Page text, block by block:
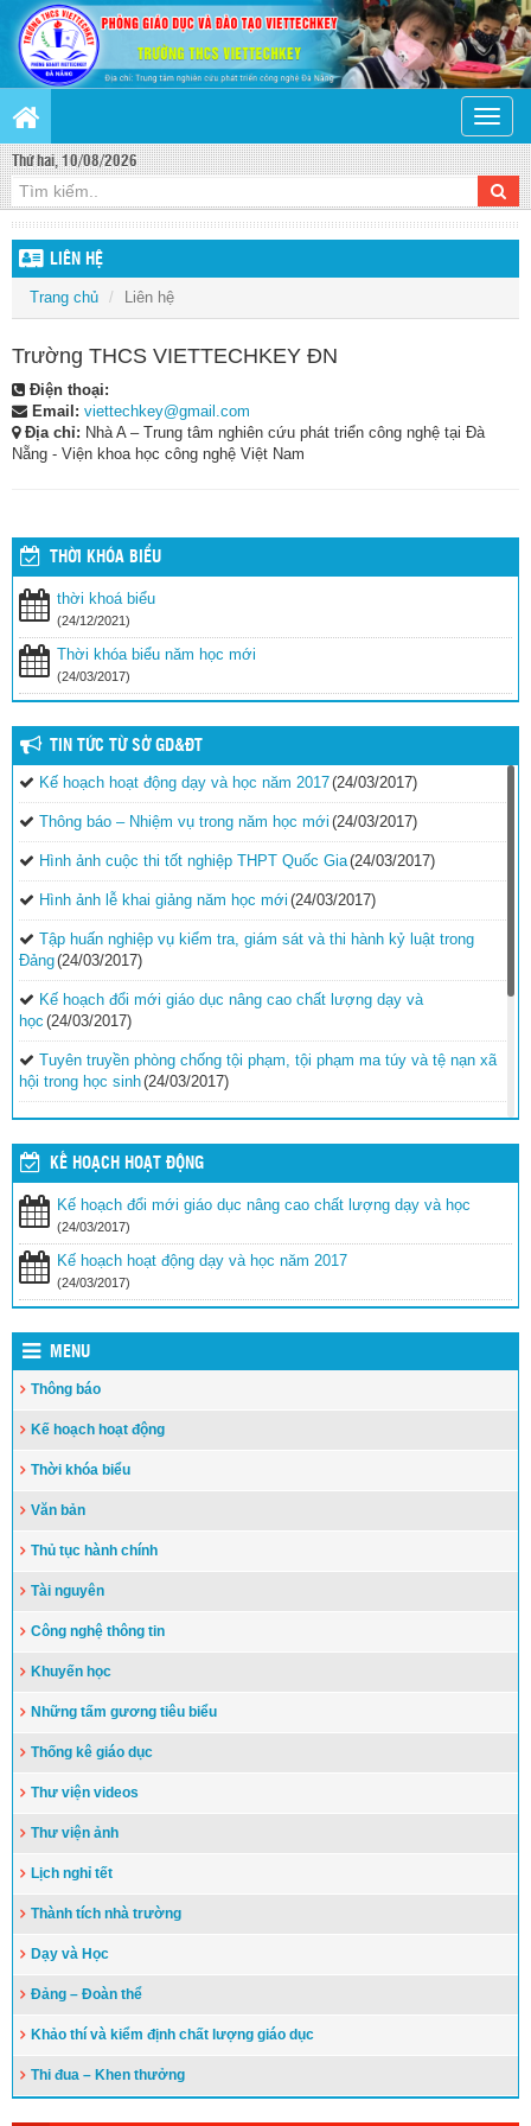
Toggle
Thứ hai, 10/08/2026
LIÊN HỆ
Trang chủ Liên hệ
Trường THCS VIETTECHKEY ĐN
Điện thoại:
Email: viettechkey@gmail.com
Địa chỉ: Nhà A – Trung tâm nghiên cứu phát triển công nghệ tại Đà
Nẵng - Viện khoa học công nghệ Việt Nam
THỜI KHÓA BIỂU
thời khoá biểu
(24/12/2021)
Thời khóa biểu năm học mới
(24/03/2017)
TIN TỨC TỪ SỞ GD&ĐT
Kế hoạch hoạt động dạy và học năm 2017(24/03/2017)
Thông báo – Nhiệm vụ trong năm học mới (24/03/2017)
Hình ảnh cuộc thi tốt nghiệp THPT Quốc Gia(24/03/2017)
Hình ảnh lễ khai giảng năm học mới (24/03/2017)
Tập huấn nghiệp vụ kiểm tra, giám sát và thi hành kỷ luật trong
Đảng(24/03/2017)
Kế hoạch đổi mới giáo dục nâng cao chất lượng dạy và
học (24/03/2017)
Tuyên truyền phòng chống tội phạm, tội phạm ma túy và tệ nạn xã
hội trong học sinh(24/03/2017)
Vinh danh 42 giáo viên tiêu biểu công tác tại vùng biển đảo khó
khăn(24/03/2017)
Tăng cường các biện pháp ngăn chặn bạo lực học
đường(24/03/2017)
Bộ GDĐT luôn cầu thị, lắng nghe, tiếp thu ý kiến từ các cơ quan
báo chí(24/03/2017)
KẾ HOẠCH HOẠT ĐỘNG
Kế hoạch đổi mới giáo dục nâng cao chất lượng dạy và học
(24/03/2017)
Kế hoạch hoạt động dạy và học năm 2017
(24/03/2017)
MENU
Thông báo
Kế hoạch hoạt động
Thời khóa biểu
Văn bản
Thủ tục hành chính
Tài nguyên
Công nghệ thông tin
Khuyến học
Những tấm gương tiêu biểu
Thống kê giáo dục
Thư viện videos
Thư viện ảnh
Lịch nghỉ tết
Thành tích nhà trường
Dạy và Học
Đảng – Đoàn thể
Khảo thí và kiểm định chất lượng giáo dục
Thi đua – Khen thưởng